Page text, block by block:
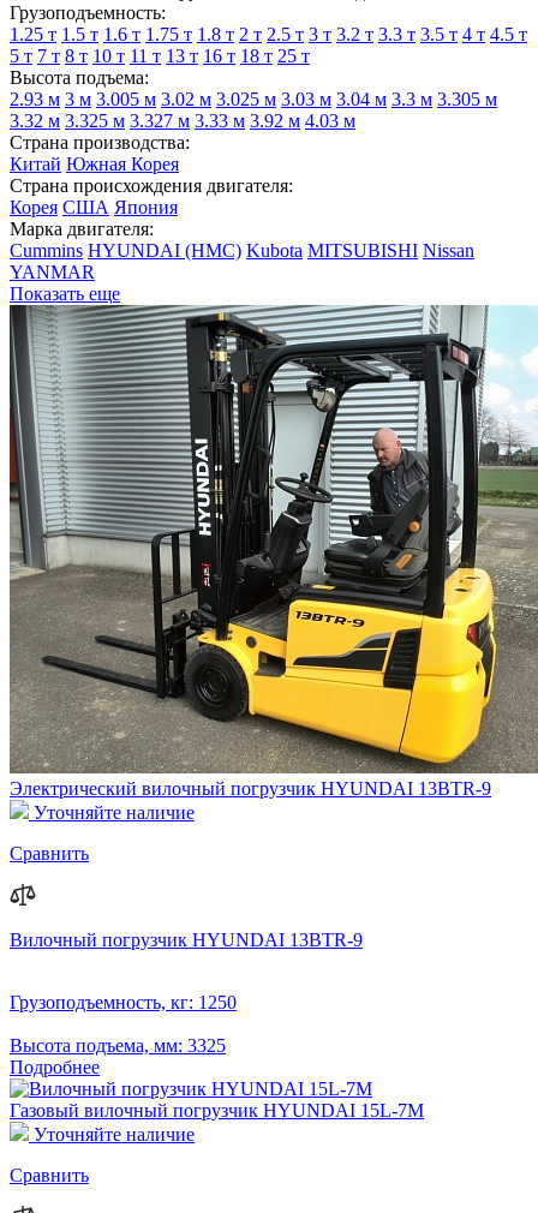
Грузоподъемность:
1.25 т 1.5 т 1.6 т 1.75 т 1.8 т 2 т 2.5 т 3 т 3.2 т 3.3 т 3.5 т 4 т 4.5 т
5 т 7 т 8 т 10 т 11 т 13 т 16 т 18 т 25 т
Высота подъема:
2.93 м 3 м 3.005 м 3.02 м 3.025 м 3.03 м 3.04 м 3.3 м 3.305 м
3.32 м 3.325 м 3.327 м 3.33 м 3.92 м 4.03 м
Страна производства:
Китай Южная Корея
Страна происхождения двигателя:
Корея США Япония
Марка двигателя:
Cummins HYUNDAI (HMC) Kubota MITSUBISHI Nissan
YANMAR
Показать еще
Электрический вилочный погрузчик HYUNDAI 13BTR-9
Уточняйте наличие
Сравнить
Вилочный погрузчик HYUNDAI 13BTR-9
Грузоподъемность, кг: 1250
Высота подъема, мм: 3325
Подробнее
Газовый вилочный погрузчик HYUNDAI 15L-7M
Уточняйте наличие
Сравнить